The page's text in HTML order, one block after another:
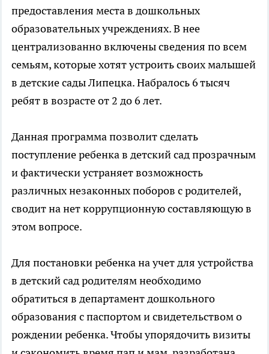
предоставления места в дошкольных
образовательных учреждениях. В нее
централизованно включены сведения по всем
семьям, которые хотят устроить своих малышей
в детские сады Липецка. Набралось 6 тысяч
ребят в возрасте от 2 до 6 лет.
Данная программа позволит сделать
поступление ребенка в детский сад прозрачным
и фактически устраняет возможность
различных незаконных поборов с родителей,
сводит на нет коррупционную составляющую в
этом вопросе.
Для постановки ребенка на учет для устройства
в детский сад родителям необходимо
обратиться в департамент дошкольного
образования с паспортом и свидетельством о
рождении ребенка. Чтобы упорядочить визиты